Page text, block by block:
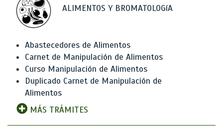
ALIMENTOS Y BROMATOLOGíA
Abastecedores de Alimentos
Carnet de Manipulación de Alimentos
Curso Manipulación de Alimentos
Duplicado Carnet de Manipulación de
Alimentos
MÁS TRÁMITES